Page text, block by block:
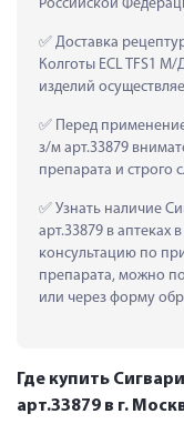
Российской
Доставка
Колготы ECL TFS1
изделий
Перед
з/м арт.33879
препарата и строго
Узнать наличие
арт.33879 в аптеках
консультацию по
препарата, можно
или через форму
Где купить
арт.33879 в г.